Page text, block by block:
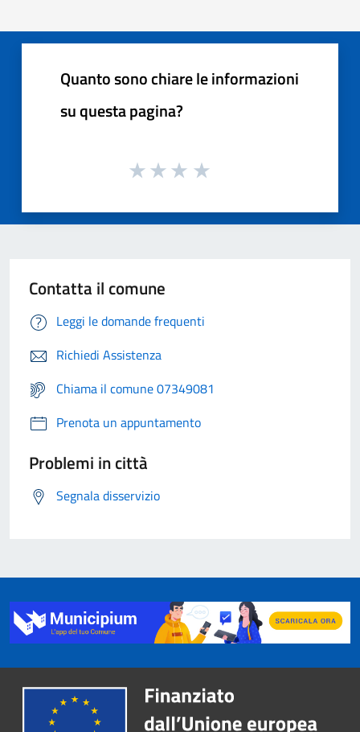
Quanto sono chiare le informazioni
su questa pagina?
Contatta il comune
Leggi le domande frequenti
Richiedi Assistenza
Chiama il comune 07349081
Prenota un appuntamento
Problemi in città
Segnala disservizio